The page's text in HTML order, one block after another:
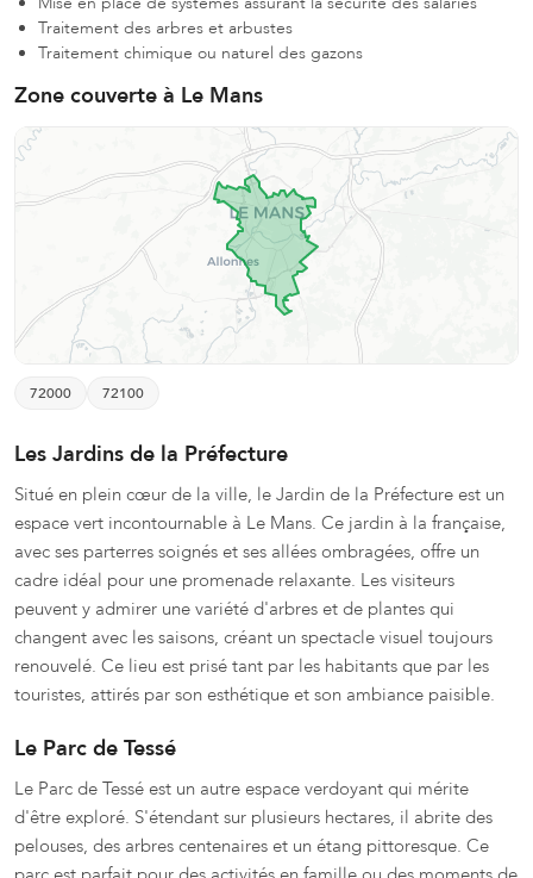
Traitement des arbres et arbustes
Traitement chimique ou naturel des gazons
Zone couverte à Le Mans
72000 72100
Les Jardins de la Préfecture
Situé en plein cœur de la ville, le Jardin de la Préfecture est un
espace vert incontournable à Le Mans. Ce jardin à la française,
avec ses parterres soignés et ses allées ombragées, offre un
cadre idéal pour une promenade relaxante. Les visiteurs
peuvent y admirer une variété d'arbres et de plantes qui
changent avec les saisons, créant un spectacle visuel toujours
renouvelé. Ce lieu est prisé tant par les habitants que par les
touristes, attirés par son esthétique et son ambiance paisible.
Le Parc de Tessé
Le Parc de Tessé est un autre espace verdoyant qui mérite
d'être exploré. S'étendant sur plusieurs hectares, il abrite des
pelouses, des arbres centenaires et un étang pittoresque. Ce